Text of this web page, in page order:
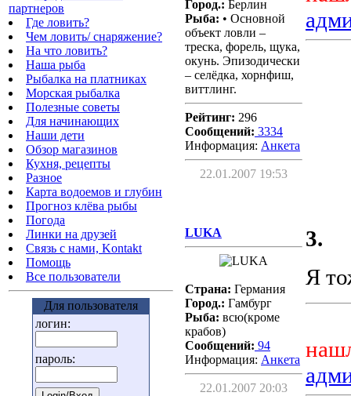
партнеров
Где ловить?
Чем ловить/ снаряжение?
На что ловить?
Наша рыба
Рыбалка на платниках
Морская рыбалка
Полезные советы
Для начинающих
Наши дети
Обзор магазинов
Кухня, рецепты
Разное
Карта водоемов и глубин
Прогноз клёва рыбы
Погода
Линки на друзей
Связь с нами, Kontakt
Помощь
Все пользователи
Для пользователя
логин:
пароль:
Город.: Берлин
Рыба: • Основной
объект ловли –
треска, форель, щука,
окунь. Эпизодически
– селёдка, хорнфиш,
виттлинг.
Рейтинг: 296
Сообщений: 3334
Информация: Aнкета
22.01.2007 19:53
LUKA
Страна: Германия
Город.: Гамбург
Рыба: всю(кроме
крабов)
Сообщений: 94
Информация: Aнкета
22.01.2007 20:03
3.
Я